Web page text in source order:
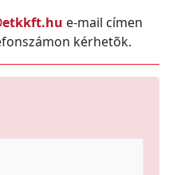
e-mail címen
kérhetõk.